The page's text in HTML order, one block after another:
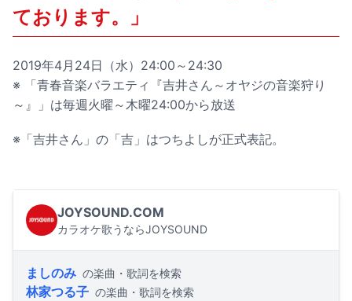
ております。」
2019年4月24日（水）24:00～24:30
※ 「青春音楽バラエティ『吉井さん～オヤジの音楽狩り
～』」は毎週火曜～木曜24:00から放送
※「吉井さん」の「吉」はつちよしが正式表記。
JOYSOUND.COM
カラオケ歌うならJOYSOUND
ましのみ の楽曲・歌詞を検索
林家つる子 の楽曲・歌詞を検索